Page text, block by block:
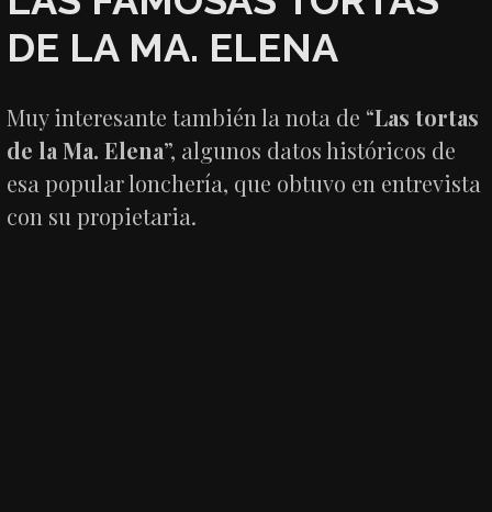
DE LA MA. ELENA
Muy interesante también la nota de “Las tortas
de la Ma. Elena”, algunos datos históricos de
esa popular lonchería, que obtuvo en entrevista
con su propietaria.